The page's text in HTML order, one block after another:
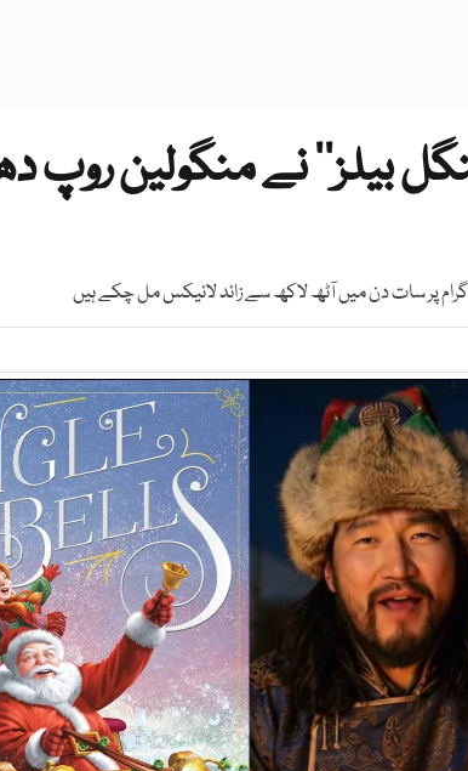
بیلز‘‘ نے منگولین روپ
پر سات دن میں آٹھ لاکھ سے زائد لائیکس مل چکے ہیں